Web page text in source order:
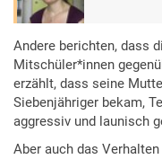
Andere berichten, dass
Mitschüler*innen
erzählt, dass seine
Siebenjähriger bekam,
aggressiv und launisch
Aber auch das